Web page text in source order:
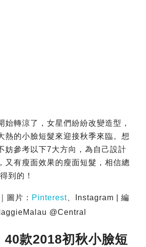
始轉涼了，女星們紛紛改變造型，
熱的小臉短髮來迎接秋季來臨。想
妨參考以下7大方向，為自己設計
又有瘦面效果的瘦面短髮，相信總
到的！
圖片： Pinterest 、Instagram | 編
@Central
40款2018初秋小臉短